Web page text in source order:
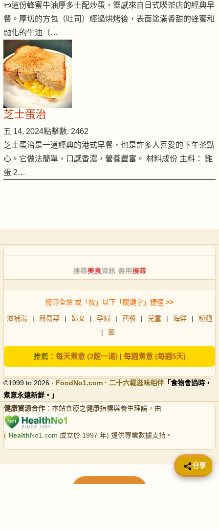
📜這份蜂蜜牛油厚多士配炒蛋，靈感來自日式喫茶店的經典早
餐。厚切的方包（吐司）經過烘烤後，表面塗滿香甜的蜂蜜和
融化的牛油（…
芝士蛋治
五 14, 2024點擊數: 2462
芝士蛋治是一道經典的港式早餐，也是許多人喜愛的下午茶點
心。它做法簡單，口感香濃，營養豐富。 材料成份 主料： 雞
蛋 2…
搜尋全站 或「按」以下「關鍵字」捷徑 >>
滋補湯 | 簡易菜 | 婦女 | 孕婦 | 西餐 | 兒童 | 海鮮 |
粉麵
|
飯
推薦： 每天煮意 (3餸一湯)| 每週煮意 (每週5天)
©1999 to 2026 · FoodNo1.com · 二十六載滋味相伴 「食物會過時，
煮意永遠新鮮。」
健康資源合作 ：本站食療之健康指標與養生理論，由
( HealthNo1.com 成立於 1997 年) 提供專業數據支持。
📤 分享
分享